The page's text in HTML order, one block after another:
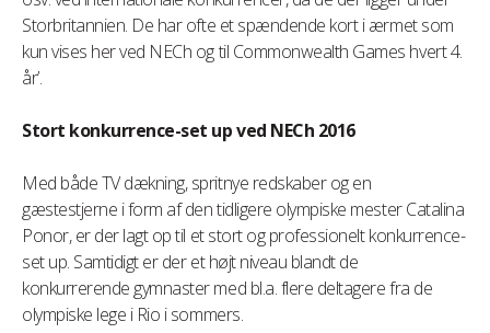
Storbritannien. De har ofte et spændende kort i ærmet som
kun vises her ved NECh og til Commonwealth Games hvert 4.
år’.
Stort konkurrence-set up ved NECh 2016
Med både TV dækning, spritnye redskaber og en
gæstestjerne i form af den tidligere olympiske mester Catalina
Ponor, er der lagt op til et stort og professionelt konkurrence-
set up. Samtidigt er der et højt niveau blandt de
konkurrerende gymnaster med bl.a. flere deltagere fra de
olympiske lege i Rio i sommers.